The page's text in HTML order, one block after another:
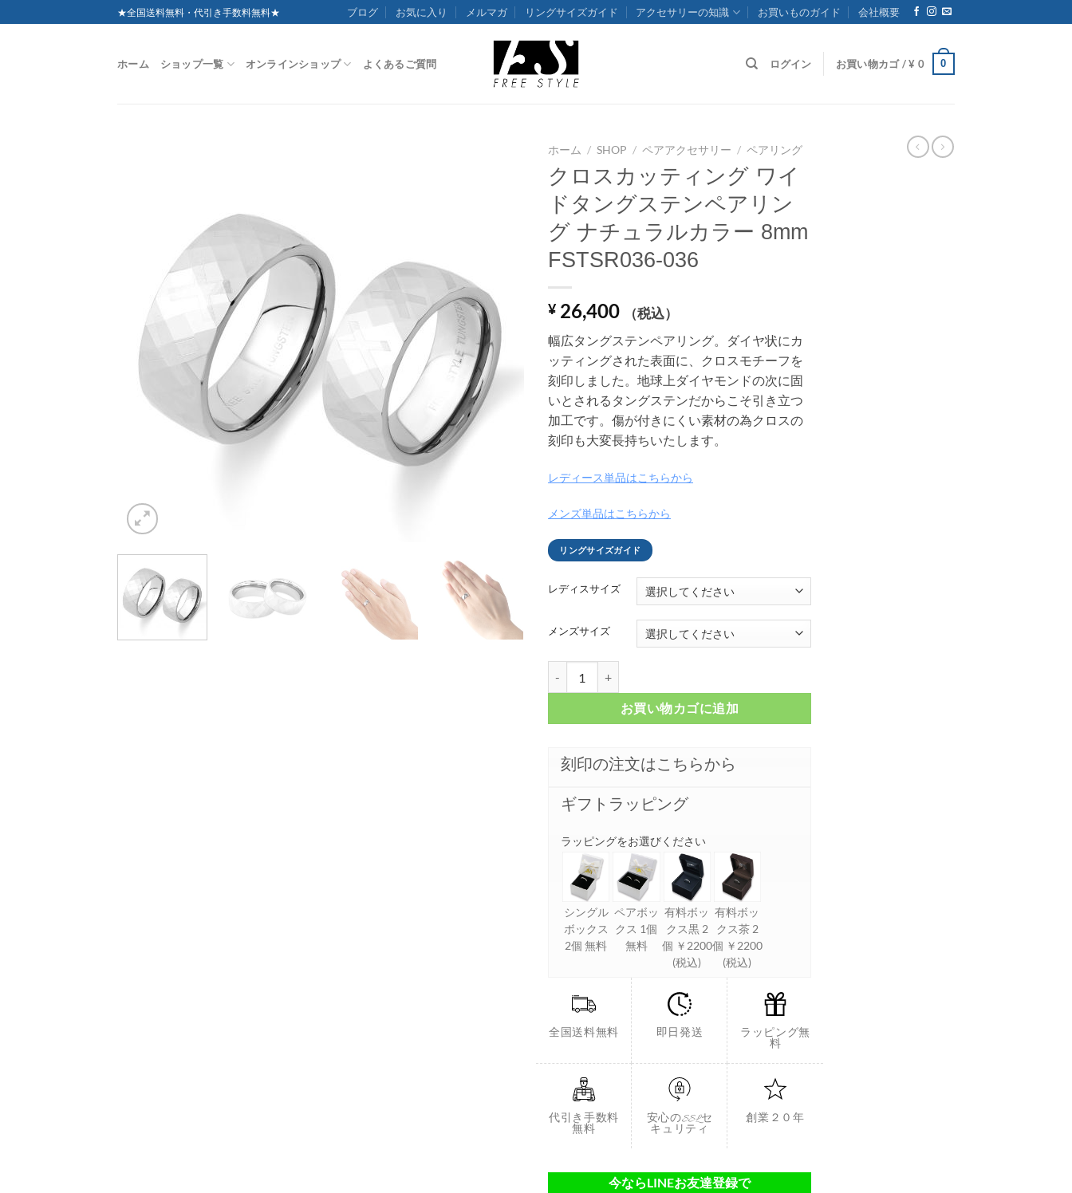
to
★全国送料無料・代引き手数料無料★ ブログ お気に入り メルマガ リングサイズガイド アクセサリーの知識 お買いものガイド 会社概要
ホーム ショップ一覧 オンラインショップ よくあるご質問 ログイン お買い物カゴ /¥ 0 0
ホーム / SHOP / ペアアクセサリー / ペアリング
クロスカッティング ワイ
ドタングステンペアリン
グ ナチュラルカラー 8mm
FSTSR036-036
¥ 26,400 （税込）
幅広タングステンペアリング。ダイヤ状にカ
ッティングされた表面に、クロスモチーフを
刻印しました。地球上ダイヤモンドの次に固
いとされるタングステンだからこそ引き立つ
加工です。傷が付きにくい素材の為クロスの
刻印も大変長持ちいたします。
レディース単品はこちらから
メンズ単品はこちらから
リングサイズガイド
レディスサイズ
メンズサイズ
お買い物カゴに追加
刻印の注文はこちらから
ギフトラッピング
ラッピングをお選びください
シングル
ボックス
2個 無料
ペアボッ
クス 1個
無料
有料ボッ
クス黒 2
個 ￥2200
(税込)
有料ボッ
クス茶 2
個 ￥2200
(税込)
全国送料無料 即日発送
ラッピング無
料
代引き手数料
無料
安心のSSLセ
キュリティ
創業２０年
今ならLINEお友達登録で